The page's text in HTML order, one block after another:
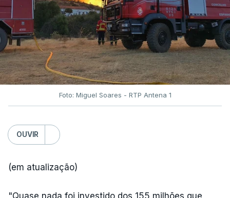
Foto: Miguel Soares - RTP Antena 1
OUVIR
(em atualização)
"Quase nada foi investido dos 155 milhões que